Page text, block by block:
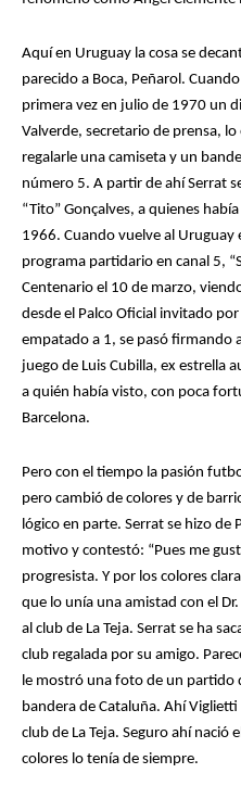
Para entender
necesite saber
Temps era temps
ese idioma, que
vez. En una
“Basora, César,
algo del
reconoce a
histórico jugador
Barcelona de
los componentes
delantera
conocido como el
el cantante que
Para entender
necesite saber
Temps era temps
ese idioma, que
vez. En una
“Basora, César,
algo del
reconoce a
histórico jugador
Barcelona de
los componentes
delantera
conocido como el
el cantante que
Aquí en Uruguay la cosa se
parecido a Boca, Peñarol.
primera vez en julio de 1970 un
Valverde, secretario de prensa,
regalarle una camiseta y un
número 5. A partir de ahí Serrat
“Tito” Gonçalves, a quienes
1966. Cuando vuelve al
programa partidario en canal 5,
Centenario el 10 de marzo,
desde el Palco Oficial invitado
empatado a 1, se pasó firmando
juego de Luis Cubilla, ex estrella
a quién había visto, con poca
Barcelona.
Pero con el tiempo la pasión
pero cambió de colores y de
lógico en parte. Serrat se hizo de
motivo y contestó: “Pues me
progresista. Y por los colores
que lo unía una amistad con el
al club de La Teja. Serrat se ha
club regalada por su amigo.
le mostró una foto de un partido
bandera de Cataluña. Ahí
club de La Teja. Seguro ahí nació
colores lo tenía de siempre.